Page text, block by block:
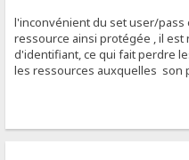
l'inconvénient du set user/pass
ressource ainsi protégée , il est
d'identifiant, ce qui fait perdre
les ressources auxquelles son